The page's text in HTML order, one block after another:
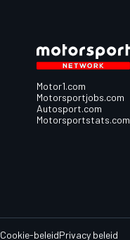
Motor1.com
Motorsportjobs.com
Autosport.com
Motorsportstats.com
Cookie-beleidPrivacy beleid